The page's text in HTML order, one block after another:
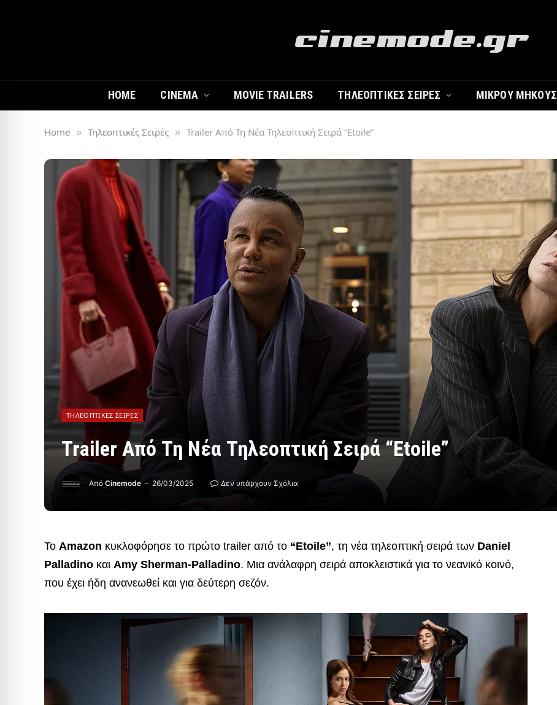
HOME CINEMA MOVIE TRAILERS ΤΗΛΕΟΠΤΙΚΈΣ ΣΕΙΡΈΣ ΜΙΚΡΟΎ ΜΉΚΟΥΣ
Home » Τηλεοπτικές Σειρές » Trailer Από Τη Νέα Τηλεοπτική Σειρά “Etoile”
ΤΗΛΕΟΠΤΙΚΈΣ ΣΕΙΡΈΣ
Trailer Από Τη Νέα Τηλεοπτική Σειρά “Etoile”
Από Cinemode 26/03/2025 Δεν υπάρχουν Σχόλια
Το Amazon κυκλοφόρησε το πρώτο trailer από το “Etoile”, τη νέα τηλεοπτική σειρά των Daniel
Palladino και Amy Sherman-Palladino. Μια ανάλαφρη σειρά αποκλειστικά για το νεανικό κοινό,
που έχει ήδη ανανεωθεί και για δεύτερη σεζόν.